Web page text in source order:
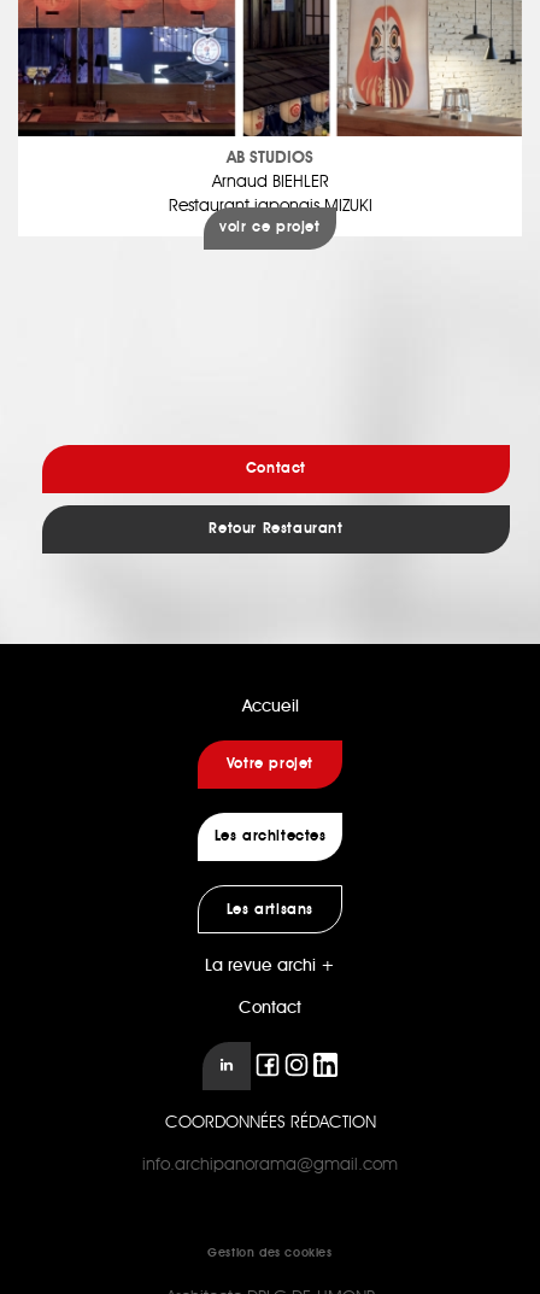
AB STUDIOS
Arnaud BIEHLER
Restaurant japonais MIZUKI
voir ce projet
Contact
Retour Restaurant
Accueil
Votre projet
Les architectes
Les artisans
La revue archi +
Contact
COORDONNÉES RÉDACTION
info.archipanorama@gmail.com
Gestion des cookies